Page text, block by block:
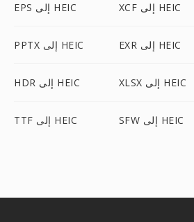
EPS إلى HEIC XCF إلى HEIC
PPTX إلى HEIC EXR إلى HEIC
HDR إلى HEIC XLSX إلى HEIC
TTF إلى HEIC SFW إلى HEIC